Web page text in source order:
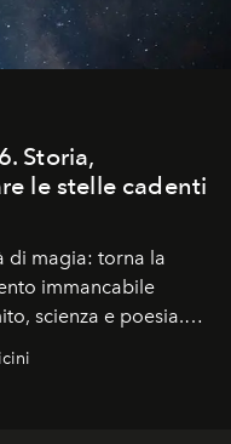
Storia,
le stelle cadenti
di magia: torna la
immancabile
scienza e poesia.
verso la volta